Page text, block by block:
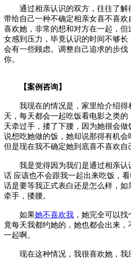
通过相亲认识的双方，往往了解
带给自己一种不确定相亲女喜不喜
喜欢她，非常的想和对方在一起，
女感到压力，毕竟认识的时间不够
会有一些顾虑。调整自己追求的步伐
你。
【案例咨询】
我现在的情况是，家里给介绍得
天，每天都会一起吃饭看电影之类
天牵过手，搂了下腰，因为她很会做
说想吃她做的饭，她却说那得有机会
但是现在我不确定她到底喜不喜欢自
我是觉得因为我们是通过相亲认
话 应该也不会跟我一起出来吃饭，
话是要等我正式表白还是怎么样，
牵手，搂腰。
如果她不喜欢我 ，她完全可以
竟每天我都约她的，她也都会出来
一起啊。
现在这种情况，我很喜欢她，我